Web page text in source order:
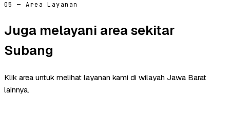
05 — Area Layanan
Juga melayani area sekitar
Subang
Klik area untuk melihat layanan kami di wilayah Jawa Barat
lainnya.